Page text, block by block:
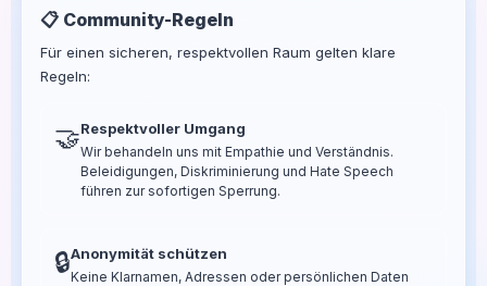
📋 Community-Regeln
Für einen sicheren, respektvollen Raum gelten klare
Regeln:
🤝Respektvoller Umgang
Wir behandeln uns mit Empathie und Verständnis.
Beleidigungen, Diskriminierung und Hate Speech
führen zur sofortigen Sperrung.
🔒Anonymität schützen
Keine Klarnamen, Adressen oder persönlichen Daten